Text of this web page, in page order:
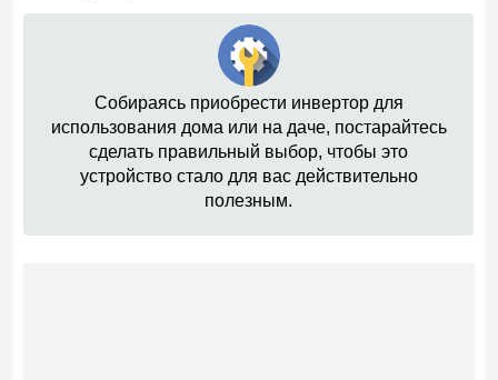
Собираясь приобрести инвертор для
использования дома или на даче, постарайтесь
сделать правильный выбор, чтобы это
устройство стало для вас действительно
полезным.